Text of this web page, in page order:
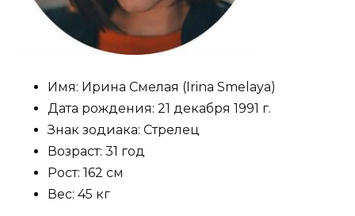
Имя: Ирина Смелая (Irina Smelaya)
Дата рождения: 21 декабря 1991 г.
Знак зодиака: Стрелец
Возраст: 31 год
Рост: 162 см
Вес: 45 кг